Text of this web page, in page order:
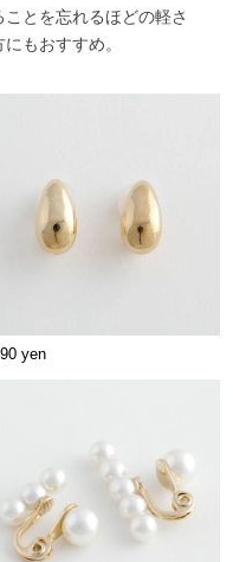
とを忘れるほどの軽さ
もおすすめ。
yen